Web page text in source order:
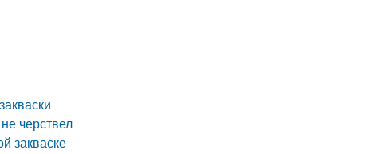
черствел
закваске